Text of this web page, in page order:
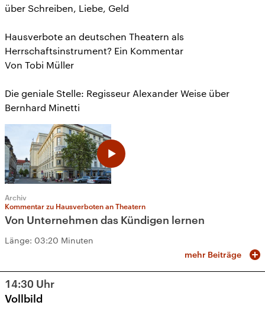
über Schreiben, Liebe, Geld
Hausverbote an deutschen Theatern als
Herrschaftsinstrument? Ein Kommentar
Von Tobi Müller
Die geniale Stelle: Regisseur Alexander Weise über
Bernhard Minetti
Archiv
Kommentar zu Hausverboten an Theatern
Von Unternehmen das Kündigen lernen
Länge: 03:20 Minuten
mehr Beiträge
14:30 Uhr
Vollbild